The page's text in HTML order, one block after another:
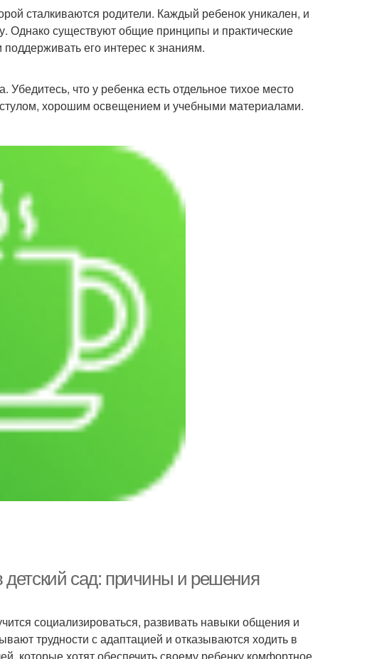
сталкиваются родители. Каждый ребенок уникален, и
Однако существуют общие принципы и практические
его интерес к знаниям.
что у ребенка есть отдельное тихое место
хорошим освещением и учебными материалами.
детский сад: причины и решения
социализироваться, развивать навыки общения и
трудности с адаптацией и отказываются ходить в